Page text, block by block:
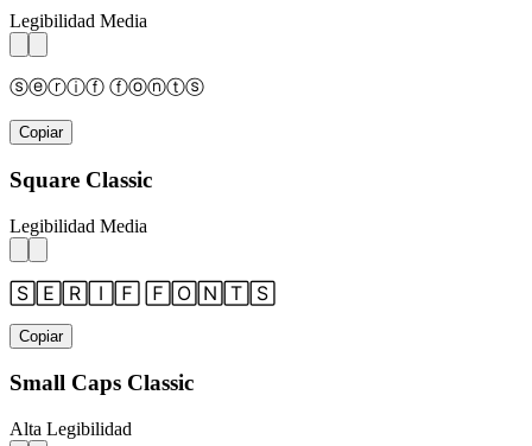
Legibilidad Media
ⓢⓔⓡⓘⓕ ⓕⓞⓝⓣⓢ
Copiar
Square Classic
Legibilidad Media
🅂🄴🅁🄸🄵 🄵🄾🄽🅃🅂
Copiar
Small Caps Classic
Alta Legibilidad